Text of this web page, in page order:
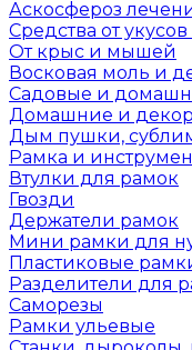
Аскосфероз
Средства от
От крыс и мышей
Восковая моль и
Садовые и
Домашние и
Дым пушки,
Рамка и
Втулки для рамок
Гвозди
Держатели рамок
Мини рамки для
Пластиковые
Разделители для
Саморезы
Рамки ульевые